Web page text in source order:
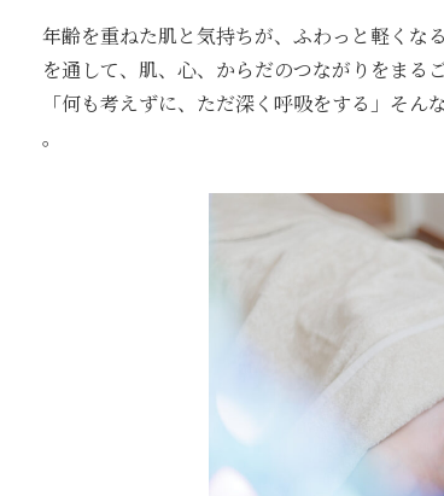
年齢を重ねた肌と気持ちが、ふわっと軽くな
を通して、肌、心、からだのつながりをまる
「何も考えずに、ただ深く呼吸をする」そん
。